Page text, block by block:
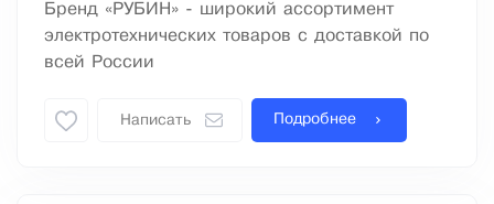
Бренд «РУБИН» - широкий ассортимент
электротехнических товаров с доставкой по
всей России
Написать Подробнее